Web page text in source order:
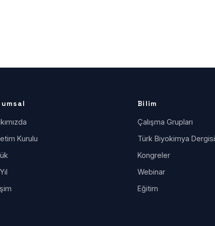
Kurulu
Bilim
Çalışma Grupları
Türk Biyokimya Dergisi
Kongreler
Webinar
Eğitim